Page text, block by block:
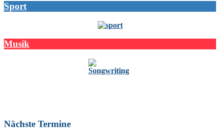
Sport
Musik
Nächste Termine